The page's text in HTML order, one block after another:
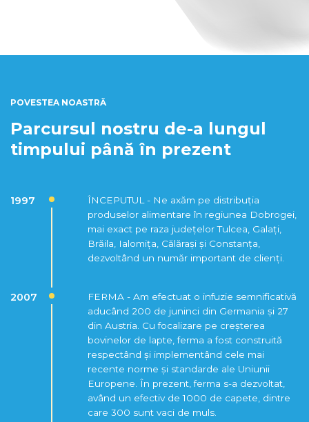
POVESTEA NOASTRĂ
Parcursul nostru de-a lungul
timpului până în prezent
1997
ÎNCEPUTUL - Ne axăm pe distribuția
produselor alimentare în regiunea Dobrogei,
mai exact pe raza județelor Tulcea, Galați,
Brăila, Ialomița, Călărași și Constanța,
dezvoltând un număr important de clienți.
2007
FERMA - Am efectuat o infuzie semnificativă
aducând 200 de juninci din Germania și 27
din Austria. Cu focalizare pe creșterea
bovinelor de lapte, ferma a fost construită
respectând și implementând cele mai
recente norme și standarde ale Uniunii
Europene. În prezent, ferma s-a dezvoltat,
având un efectiv de 1000 de capete, dintre
care 300 sunt vaci de muls.